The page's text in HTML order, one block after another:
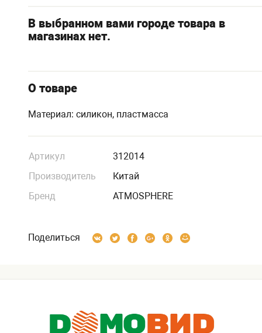
В выбранном вами городе товара в
магазинах нет.
О товаре
Материал: силикон, пластмасса
Артикул
312014
Производитель
Китай
Бренд
ATMOSPHERE
Поделиться